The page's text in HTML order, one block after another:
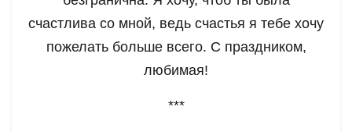
счастлива со мной, ведь счастья я тебе хочу
пожелать больше всего. С праздником,
любимая!
***